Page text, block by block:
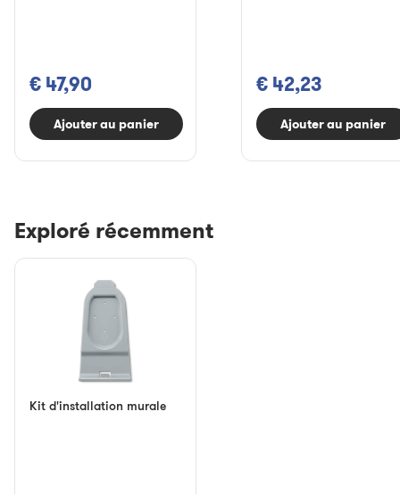
€ 47,90
Ajouter au panier
€ 42,23
Ajouter au panier
Exploré récemment
Kit d'installation murale